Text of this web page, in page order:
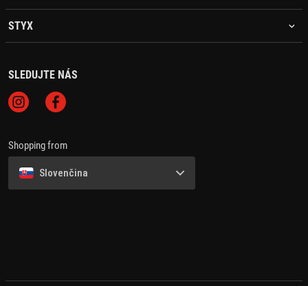
STYX
SLEDUJTE NÁS
Shopping from
Slovenčina